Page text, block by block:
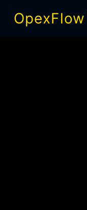
OpexFlow